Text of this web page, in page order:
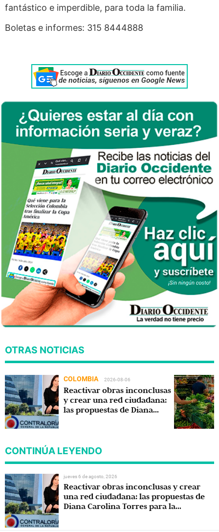
fantástico e imperdible, para toda la familia.
Boletas e informes: 315 8444888
OTRAS NOTICIAS
COLOMBIA 2026-08-06
Reactivar obras inconclusas
y crear una red ciudadana:
las propuestas de Diana
CONTINÚA LEYENDO
jueves 6 de agosto, 2026
Reactivar obras inconclusas y crear
una red ciudadana: las propuestas de
Diana Carolina Torres para la